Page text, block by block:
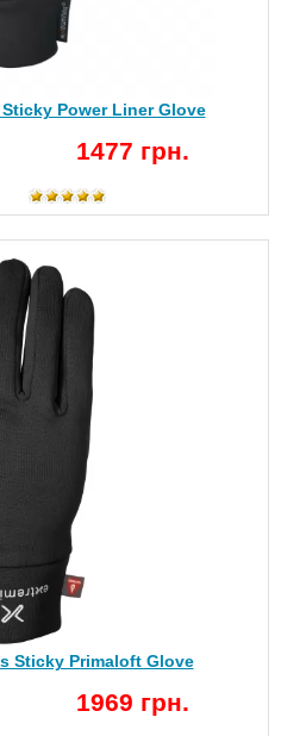
Power Liner Glove
1477 грн.
Sticky Primaloft Glove
1969 грн.